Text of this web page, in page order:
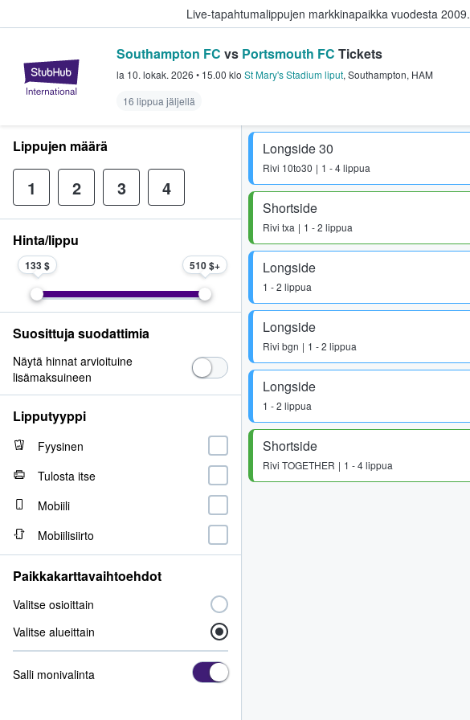
Live-tapahtumalippujen markkinapaikka vuodesta 2009.
StubHub - missä fanit ostavat ja myyvät lippuja
Southampton FC vs Portsmouth FC Tickets
la 10. lokak. 2026 • 15.00 klo St Mary's Stadium liput, Southampton, HAM
16 lippua jäljellä
Longside 30
Rivi 10to30 1 - 4 lippua
Shortside
Rivi txa 1 - 2 lippua
Longside
1 - 2 lippua
Longside
Rivi bgn 1 - 2 lippua
Longside
1 - 2 lippua
Shortside
Rivi TOGETHER 1 - 4 lippua
Lippujen määrä
1 2 3 4
Hinta/lippu
133 $ 510 $
Suosittuja suodattimia
Näytä hinnat arvioituine
lisämaksuineen
Lipputyyppi
Fyysinen
Tulosta itse
Mobiili
Mobiilisiirto
Paikkakarttavaihtoehdot
Valitse osioittain
Valitse alueittain
Salli monivalinta